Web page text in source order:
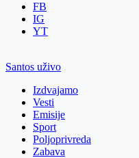
FB
IG
YT
Santos uživo
Izdvajamo
Vesti
Emisije
Sport
Poljoprivreda
Zabava